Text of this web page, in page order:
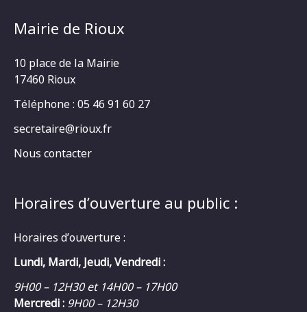
Mairie de Rioux
10 place de la Mairie
17460 Rioux
Téléphone : 05 46 91 60 27
secretaire@rioux.fr
Nous contacter
Horaires d’ouverture au public :
Horaires d’ouverture :
Lundi, Mardi, Jeudi, Vendredi :
9H00 – 12H30 et 14H00 – 17H00
Mercredi : 9H00 – 12H30